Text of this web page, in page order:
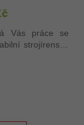
Vás práce se
strojírenské
se